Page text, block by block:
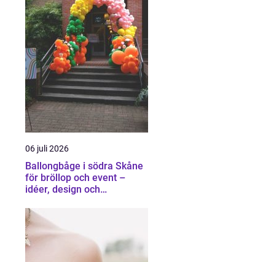
06 juli 2026
Ballongbåge i södra Skåne
för bröllop och event –
idéer, design och